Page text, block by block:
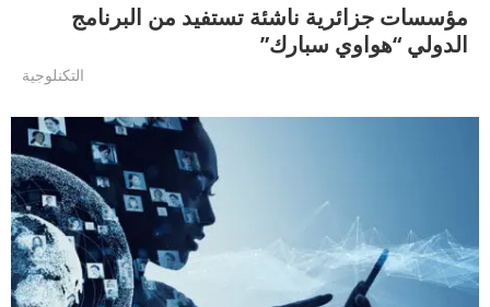
مؤسسات جزائرية ناشئة تستفيد من البرنامج
الدولي “هواوي سبارك”
التكنلوجية